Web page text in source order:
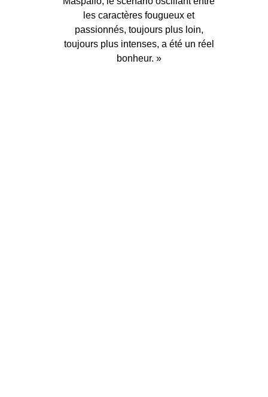
les caractères fougueux et
passionnés, toujours plus loin,
toujours plus intenses, a été un réel
bonheur. »